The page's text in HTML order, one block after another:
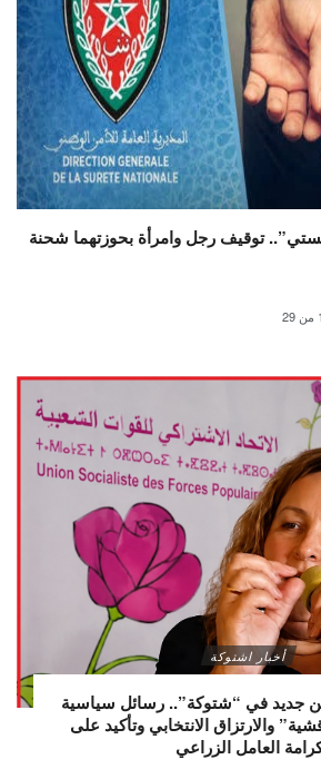
توقيف رجل وامرأة بحوزتهما شحنة
1 من 29
أخبار اشتوكة
جديد في “شتوكة”.. رسائل سياسية
والارتزاق الانتخابي وتأكيد على
العامل الزراعي